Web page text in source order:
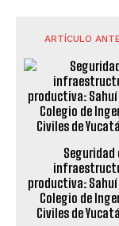
ARTÍCULO
Seguridad
productiva: Sahuí
Colegio de
Civiles de